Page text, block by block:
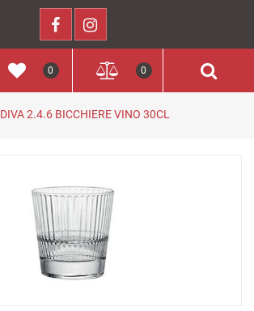
0 0
DIVA 2.4.6 BICCHIERE VINO 30CL